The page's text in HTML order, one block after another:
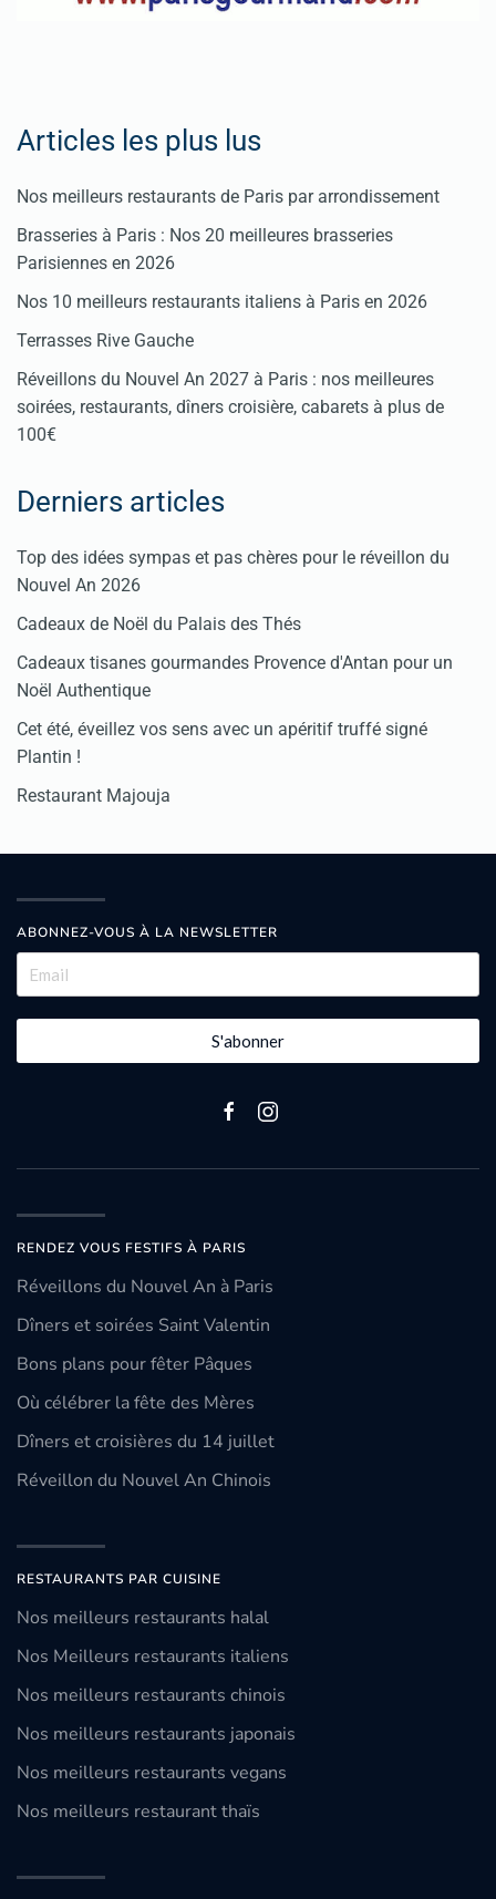
Articles les plus lus
Nos meilleurs restaurants de Paris par arrondissement
Brasseries à Paris : Nos 20 meilleures brasseries
Parisiennes en 2026
Nos 10 meilleurs restaurants italiens à Paris en 2026
Terrasses Rive Gauche
Réveillons du Nouvel An 2027 à Paris : nos meilleures
soirées, restaurants, dîners croisière, cabarets à plus de
100€
Derniers articles
Top des idées sympas et pas chères pour le réveillon du
Nouvel An 2026
Cadeaux de Noël du Palais des Thés
Cadeaux tisanes gourmandes Provence d'Antan pour un
Noël Authentique
Cet été, éveillez vos sens avec un apéritif truffé signé
Plantin !
Restaurant Majouja
ABONNEZ-VOUS À LA NEWSLETTER
S'abonner
RENDEZ VOUS FESTIFS À PARIS
Réveillons du Nouvel An à Paris
Dîners et soirées Saint Valentin
Bons plans pour fêter Pâques
Où célébrer la fête des Mères
Dîners et croisières du 14 juillet
Réveillon du Nouvel An Chinois
RESTAURANTS PAR CUISINE
Nos meilleurs restaurants halal
Nos Meilleurs restaurants italiens
Nos meilleurs restaurants chinois
Nos meilleurs restaurants japonais
Nos meilleurs restaurants vegans
Nos meilleurs restaurant thaïs